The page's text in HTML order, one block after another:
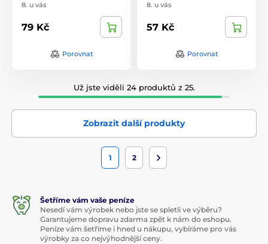
8. u vás
79 Kč
Porovnat
8. u vás
57 Kč
Porovnat
Už jste viděli 24 produktů z 25.
Zobrazit další produkty
1 2
Šetříme vám vaše peníze
Nesedí vám výrobek nebo jste se spletli ve výběru?
Garantujeme dopravu zdarma zpět k nám do eshopu.
Peníze vám šetříme i hned u nákupu, vybíráme pro vás
výrobky za co nejvýhodnější ceny.